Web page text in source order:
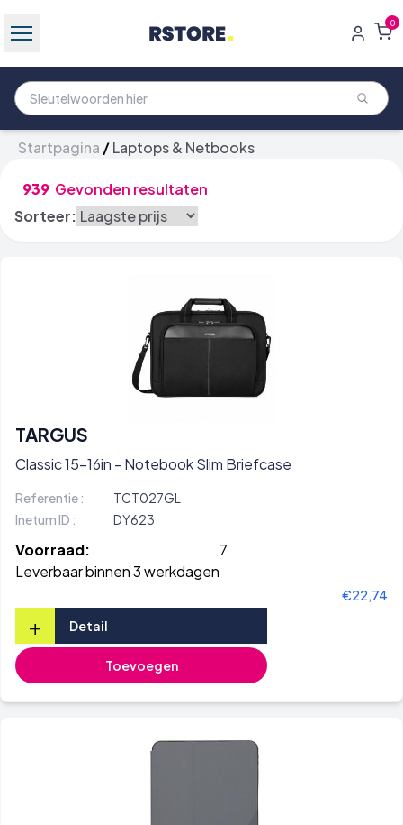
0
Startpagina /Laptops & Netbooks
939 Gevonden resultaten
Sorteer:
TARGUS
Classic 15-16in - Notebook Slim Briefcase
Referentie :
TCT027GL
Inetum ID :
DY623
Voorraad:
7
Leverbaar binnen 3 werkdagen
€22,74
+ Detail
Toevoegen